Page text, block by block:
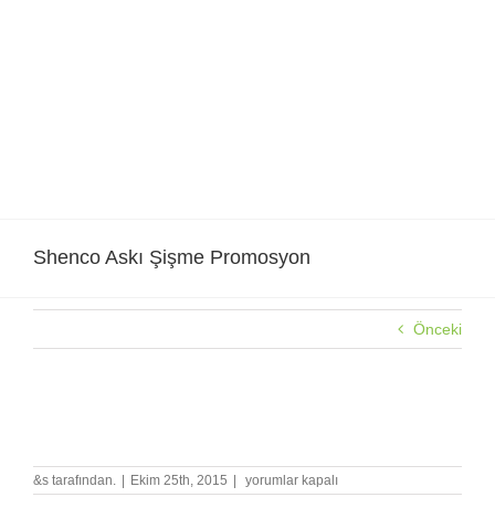
Shenco Askı Şişme Promosyon
Önceki
&s tarafından. Ekim 25th, 2015
Shenco
Askı
yorumlar kapalı